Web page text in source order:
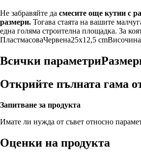
Не забравяйте да смесите още кутии с
размери. Тогава стаята на вашите
една голяма строителна площадка. За
ПластмасоваЧервена25x12,5 cm
Всички параметри
Открийте пълната гама
Запитване за продукта
Имате ли нужда от съвет относно
Оценки на продукта